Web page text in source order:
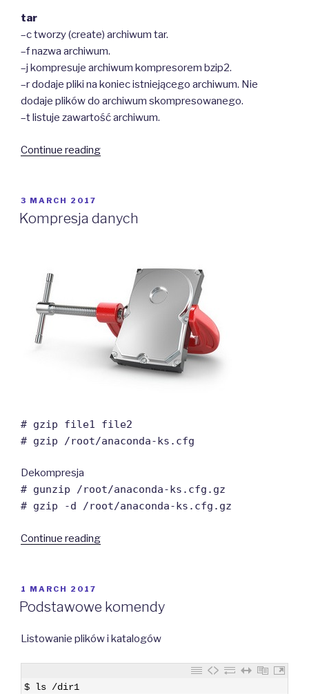
tar
–c tworzy (create) archiwum tar.
–f nazwa archiwum.
–j kompresuje archiwum kompresorem bzip2.
–r dodaje pliki na koniec istniejącego archiwum. Nie
dodaje plików do archiwum skompresowanego.
–t listuje zawartość archiwum.
Continue reading“Archiwizacja
POSTED
ON
3 MARCH 2017
Kompresja danych
# gzip file1 file2
# gzip /root/anaconda-ks.cfg
Dekompresja
# gunzip /root/anaconda-ks.cfg.gz
# gzip -d /root/anaconda-ks.cfg.gz
Continue reading“Kompresja
POSTED
ON
1 MARCH 2017
Podstawowe komendy
Listowanie plików i katalogów
$ ls /dir1